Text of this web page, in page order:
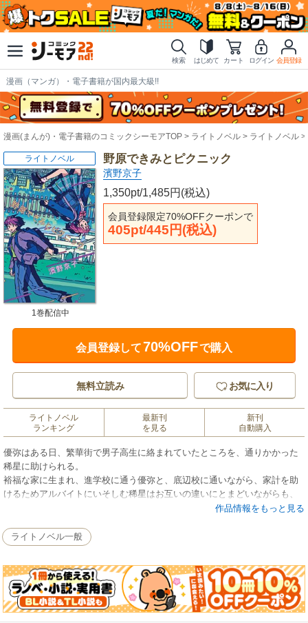
検索 はじめて カート ログイン 会員登録
漫画（マンガ）・電子書籍が国内最大級!!
漫画(まんが)・電子書籍のコミックシーモアTOP ライトノベル ライトノベル
野原できみとピクニック
濱野京子
1,350pt/1,485円(税込)
会員登録限定70%OFFクーポンで
405pt/445円(税込)
ライトノベル
1巻配信中
会員登録して70%OFFで購入
無料立読み お気に入り
ライトノベル
ランキング
最新刊
を見る
新刊
自動購入
優弥はある日、繁華街で男子高生に絡まれていたところを、通りかかった
稀星に助けられる。
裕福な家に生まれ、進学校に通う優弥と、底辺校に通いながら、家計を助
けるためアルバイトにいそしむ稀星はお互いの違いにとまどいながらも、
変わるのだろう。
2人の恋が現代日本を映しだす、格差社会のラブストーリー。
作品情報をもっと見る
ライトノベル一般